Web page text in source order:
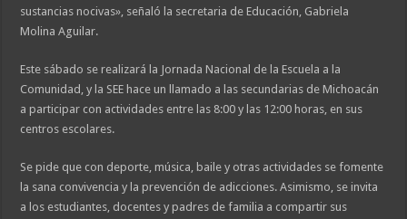
sustancias nocivas», señaló la secretaria de Educación, Gabriela
Molina Aguilar.
Este sábado se realizará la Jornada Nacional de la Escuela a la
Comunidad, y la SEE hace un llamado a las secundarias de Michoacán
a participar con actividades entre las 8:00 y las 12:00 horas, en sus
centros escolares.
Se pide que con deporte, música, baile y otras actividades se fomente
la sana convivencia y la prevención de adicciones. Asimismo, se invita
a los estudiantes, docentes y padres de familia a compartir sus